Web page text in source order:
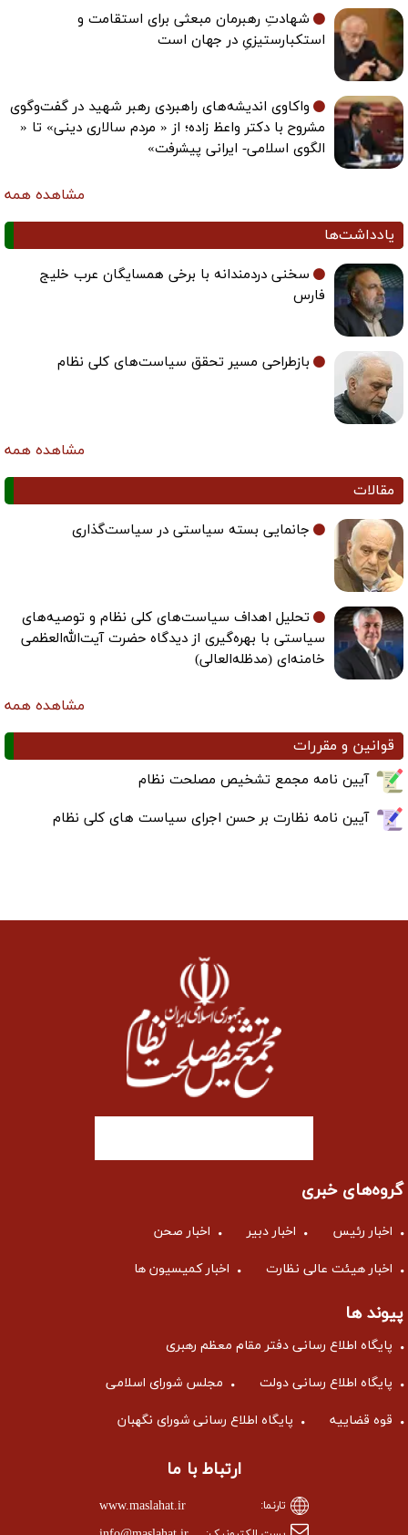
شهادتِ رهبرمان مبعثی برای استقامت و
استکبارستیزیِ در جهان است
واکاوی اندیشه‌های راهبردی رهبر شهید در گفت‌وگوی
مشروح با دکتر واعظ زاده؛ از « مردم سالاری دینی» تا «
الگوی اسلامی- ایرانی پیشرفت»
مشاهده همه
یادداشت‌ها
سخنی دردمندانه با برخی همسایگان عرب خلیج
فارس
بازطراحی مسیر تحقق سیاست‌های کلی نظام
مشاهده همه
مقالات
جانمایی بسته سیاستی در سیاست‌گذاری
تحلیل اهداف سیاست‌های کلی نظام و توصیه‌های
سیاستی با بهره‌گیری از دیدگاه حضرت آیت‌الله‌العظمی
خامنه‌ای (مدظله‌العالی)
مشاهده همه
قوانین و مقررات
آیین نامه مجمع تشخیص مصلحت نظام
آیین نامه نظارت بر حسن اجرای سیاست های کلی نظام
گروه‌های خبری
اخبار رئیس اخبار دبیر اخبار صحن
اخبار هیئت عالی نظارت اخبار کمیسیون ها
پیوند ها
پایگاه اطلاع رسانی دفتر مقام معظم رهبری
پایگاه اطلاع رسانی دولت مجلس شورای اسلامی
قوه قضاییه پایگاه اطلاع رسانی شورای نگهبان
ارتباط با ما
تارنما: www.maslahat.ir